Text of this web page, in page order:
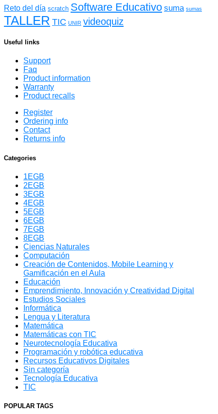
Reto del día scratch Software Educativo suma sumas
TALLER TIC UNIR videoquiz
Useful links
Support
Faq
Product information
Warranty
Product recalls
Register
Ordering info
Contact
Returns info
Categories
1EGB
2EGB
3EGB
4EGB
5EGB
6EGB
7EGB
8EGB
Ciencias Naturales
Computación
Creación de Contenidos, Mobile Learning y
Gamificación en el Aula
Educación
Emprendimiento, Innovación y Creatividad Digital
Estudios Sociales
Informática
Lengua y Literatura
Matemática
Matemáticas con TIC
Neurotecnología Educativa
Programación y robótica educativa
Recursos Educativos Digitales
Sin categoría
Tecnología Educativa
TIC
POPULAR TAGS